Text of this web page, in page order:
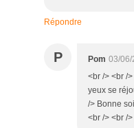
Répondre
P Pom 03/06/
<br /> <br /
yeux se
/> Bonne
<br /> <br />